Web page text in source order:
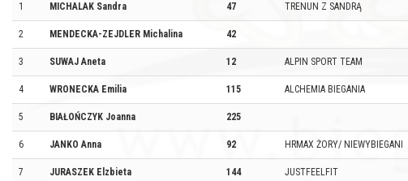
1 MICHALAK Sandra 47 TRENUN Z SANDRĄ
2 MENDECKA-ZEJDLER Michalina 42
3 SUWAJ Aneta 12 ALPIN SPORT TEAM
4 WRONECKA Emilia 115 ALCHEMIA BIEGANIA
5 BIAŁOŃCZYK Joanna 225
6 JANKO Anna 92 HRMAX ŻORY/ NIEWYBIEGANI
7 JURASZEK Elzbieta 144 JUSTFEELFIT